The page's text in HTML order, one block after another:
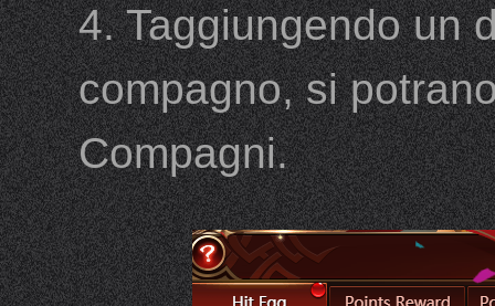
4. Taggiungendo un
compagno, si
Compagni.